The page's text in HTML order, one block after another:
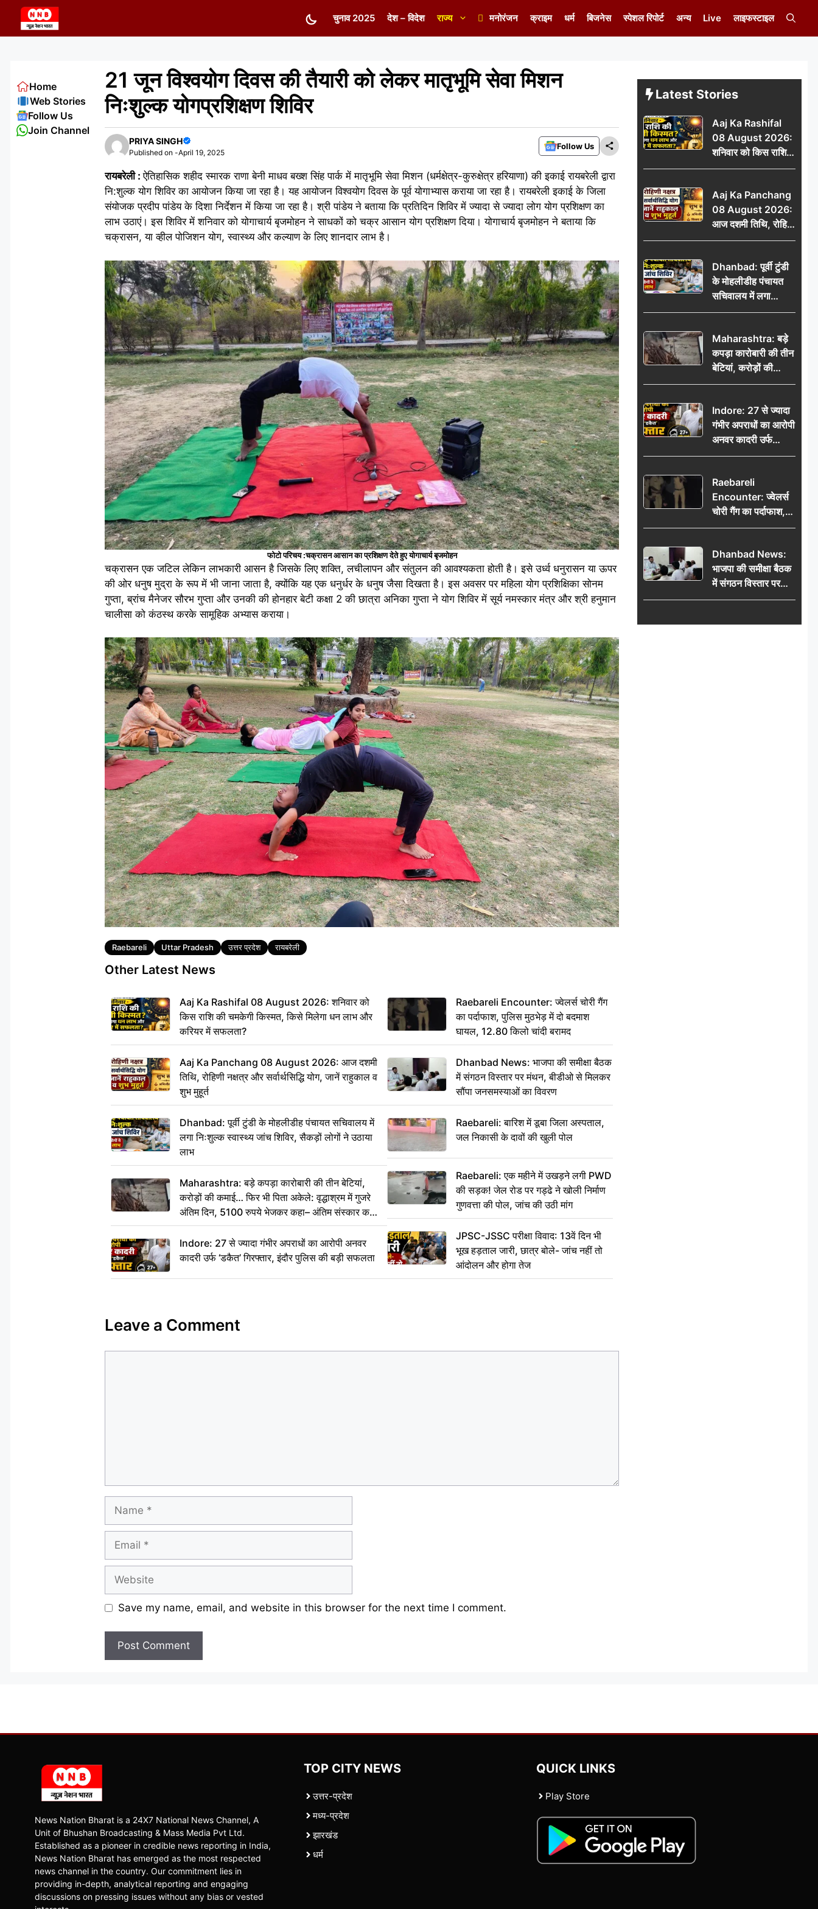
content
चुनाव 2025 देश – विदेश राज्य मनोरंजन क्राइम धर्म बिजनेस स्पेशल रिपोर्ट अन्य Live लाइफस्टाइल
21 जून विश्वयोग दिवस की तैयारी को लेकर मातृभूमि सेवा मिशन
निःशुल्क योगप्रशिक्षण शिविर
PRIYA SINGH
Published on -April 19, 2025
Follow Us
रायबरेली :ऐतिहासिक शहीद स्मारक राणा बेनी माधव बख्श सिंह पार्क में मातृभूमि सेवा मिशन (धर्मक्षेत्र-कुरुक्षेत्र हरियाणा) की इकाई रायबरेली द्वारा
नि:शुल्क योग शिविर का आयोजन किया जा रहा है। यह आयोजन विश्वयोग दिवस के पूर्व योगाभ्यास कराया जा रहा है। रायबरेली इकाई के जिला
संयोजक प्रदीप पांडेय के दिशा निर्देशन में किया जा रहा है। श्री पांडेय ने बताया कि प्रतिदिन शिविर में ज्यादा से ज्यादा लोग योग प्रशिक्षण का
लाभ उठाएं। इस शिविर में शनिवार को योगाचार्य बृजमोहन ने साधकों को चक्र आसान योग प्रशिक्षण दिया। योगाचार्य बृजमोहन ने बताया कि
चक्रासन, या व्हील पोजिशन योग, स्वास्थ्य और कल्याण के लिए शानदार लाभ है।
फोटो परिचय :चक्रासन आसान का प्रशिक्षण देते हुए योगाचार्य बृजमोहन
चक्रासन एक जटिल लेकिन लाभकारी आसन है जिसके लिए शक्ति, लचीलापन और संतुलन की आवश्यकता होती है। इसे उर्ध्व धनुरासन या ऊपर
की ओर धनुष मुद्रा के रूप में भी जाना जाता है, क्योंकि यह एक धनुर्धर के धनुष जैसा दिखता है। इस अवसर पर महिला योग प्रशिक्षिका सोनम
गुप्ता, ब्रांच मैनेजर सौरभ गुप्ता और उनकी की होनहार बेटी कक्षा 2 की छात्रा अनिका गुप्ता ने योग शिविर में सूर्य नमस्कार मंत्र और श्री हनुमान
चालीसा को कंठस्थ करके सामूहिक अभ्यास कराया।
Tags
Raebareli Uttar Pradesh उत्तर प्रदेश रायबरेली
Other Latest News
Aaj Ka Rashifal 08 August 2026: शनिवार को
किस राशि की चमकेगी किस्मत, किसे मिलेगा धन लाभ और
करियर में सफलता?
Aaj Ka Panchang 08 August 2026: आज दशमी
तिथि, रोहिणी नक्षत्र और सर्वार्थसिद्धि योग, जानें राहुकाल व
शुभ मुहूर्त
Dhanbad: पूर्वी टुंडी के मोहलीडीह पंचायत सचिवालय में
लगा निःशुल्क स्वास्थ्य जांच शिविर, सैकड़ों लोगों ने उठाया
लाभ
Maharashtra: बड़े कपड़ा कारोबारी की तीन बेटियां,
करोड़ों की कमाई… फिर भी पिता अकेले: वृद्धाश्रम में गुजरे
अंतिम दिन, 5100 रुपये भेजकर कहा– अंतिम संस्कार कर
दीजिए हम नहीं आ पाएंगे
Indore: 27 से ज्यादा गंभीर अपराधों का आरोपी अनवर
कादरी उर्फ ‘डकैत’ गिरफ्तार, इंदौर पुलिस की बड़ी सफलता
Raebareli Encounter: ज्वेलर्स चोरी गैंग
का पर्दाफाश, पुलिस मुठभेड़ में दो बदमाश
घायल, 12.80 किलो चांदी बरामद
Dhanbad News: भाजपा की समीक्षा बैठक
में संगठन विस्तार पर मंथन, बीडीओ से मिलकर
सौंपा जनसमस्याओं का विवरण
Raebareli: बारिश में डूबा जिला अस्पताल,
जल निकासी के दावों की खुली पोल
Raebareli: एक महीने में उखड़ने लगी PWD
की सड़क! जेल रोड पर गड्ढे ने खोली निर्माण
गुणवत्ता की पोल, जांच की उठी मांग
JPSC-JSSC परीक्षा विवाद: 13वें दिन भी
भूख हड़ताल जारी, छात्र बोले- जांच नहीं तो
आंदोलन और होगा तेज
Leave a Comment
Name
Email
Website
Save my name, email, and website in this browser for the next time I comment.
Home
Web Stories
Follow Us
Join Channel
Latest Stories
Aaj Ka Rashifal
08 August 2026:
शनिवार को किस राशि
की चमकेगी किस्मत,
और करियर में सफलता?
Aaj Ka Panchang
08 August 2026:
आज दशमी तिथि, रोहिणी
नक्षत्र और सर्वार्थसिद्धि
शुभ मुहूर्त
Dhanbad: पूर्वी टुंडी
के मोहलीडीह पंचायत
सचिवालय में लगा
निःशुल्क स्वास्थ्य जांच
उठाया लाभ
Maharashtra: बड़े
कपड़ा कारोबारी की तीन
बेटियां, करोड़ों की
कमाई… फिर भी पिता
अंतिम दिन, 5100 रुपये
भेजकर कहा– अंतिम
संस्कार कर दीजिए हम
नहीं आ पाएंगे
Indore: 27 से ज्यादा
गंभीर अपराधों का आरोपी
अनवर कादरी उर्फ
‘डकैत’ गिरफ्तार, इंदौर
Raebareli
Encounter: ज्वेलर्स
चोरी गैंग का पर्दाफाश,
पुलिस मुठभेड़ में दो
किलो चांदी बरामद
Dhanbad News:
भाजपा की समीक्षा बैठक
में संगठन विस्तार पर
मंथन, बीडीओ से
जनसमस्याओं का विवरण
News Nation Bharat is a 24X7 National News Channel, A
Unit of Bhushan Broadcasting & Mass Media Pvt Ltd.
Established as a pioneer in credible news reporting in India,
News Nation Bharat has emerged as the most respected
news channel in the country. Our commitment lies in
providing in-depth, analytical reporting and engaging
discussions on pressing issues without any bias or vested
TOP CITY NEWS
उत्तर-प्रदेश
मध्य-प्रदेश
झारखंड
धर्म
QUICK LINKS
Play Store